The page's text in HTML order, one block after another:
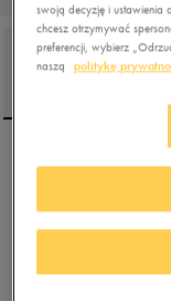
NIKE PICO 4
29,99złz Vat
swoją decyzję i ustawienia
chcesz otrzymywać
preferencji, wybierz
naszą
politykę